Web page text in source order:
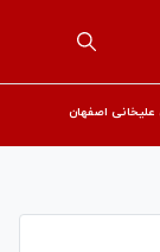
اصفهان